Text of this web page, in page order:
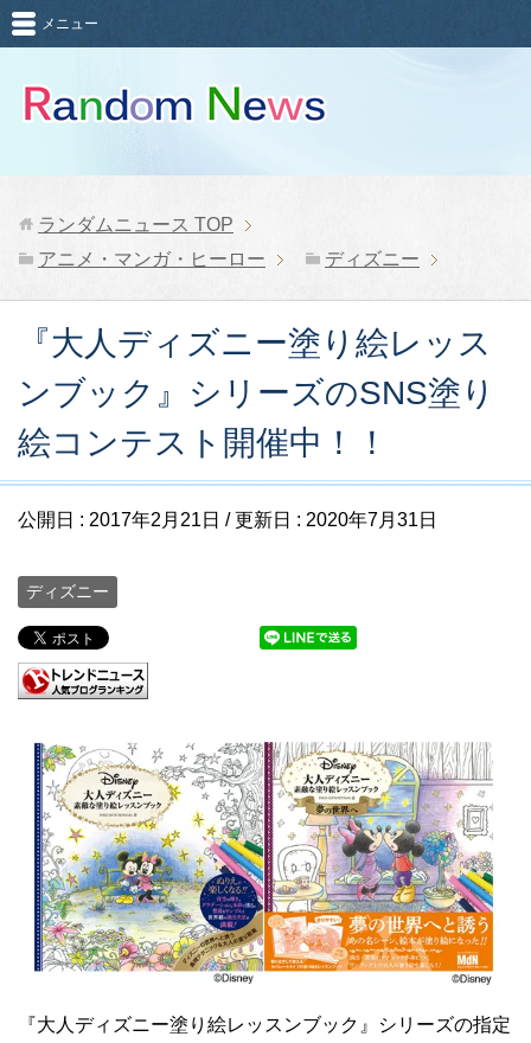
メニュー
ランダムニュース TOP
アニメ・マンガ・ヒーロー
ディズニー
『大人ディズニー塗り絵レッス
ンブック』シリーズのSNS塗り
絵コンテスト開催中！！
公開日 : 2017年2月21日 / 更新日 : 2020年7月31日
ディズニー
『大人ディズニー塗り絵レッスンブック』シリーズの指定